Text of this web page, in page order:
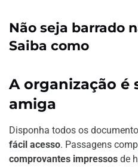
Não seja barrado
Saiba como
A organização é
amiga
Disponha todos os
fácil acesso. Passagens
comprovantes impressos de